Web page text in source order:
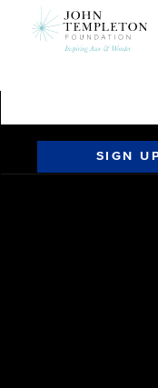
SIGN